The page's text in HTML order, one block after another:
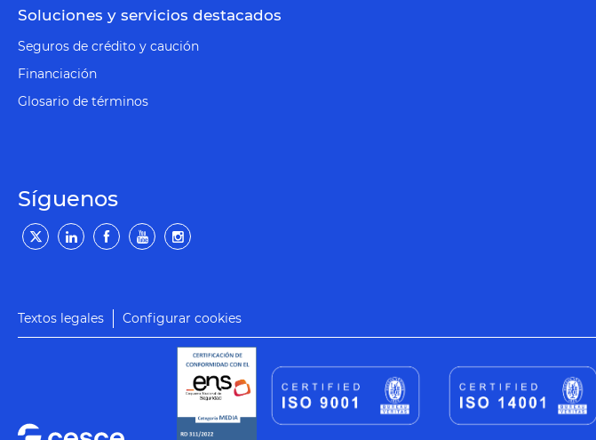
Soluciones y servicios destacados
Seguros de crédito y caución
Financiación
Glosario de términos
Síguenos
Textos legales Configurar cookies